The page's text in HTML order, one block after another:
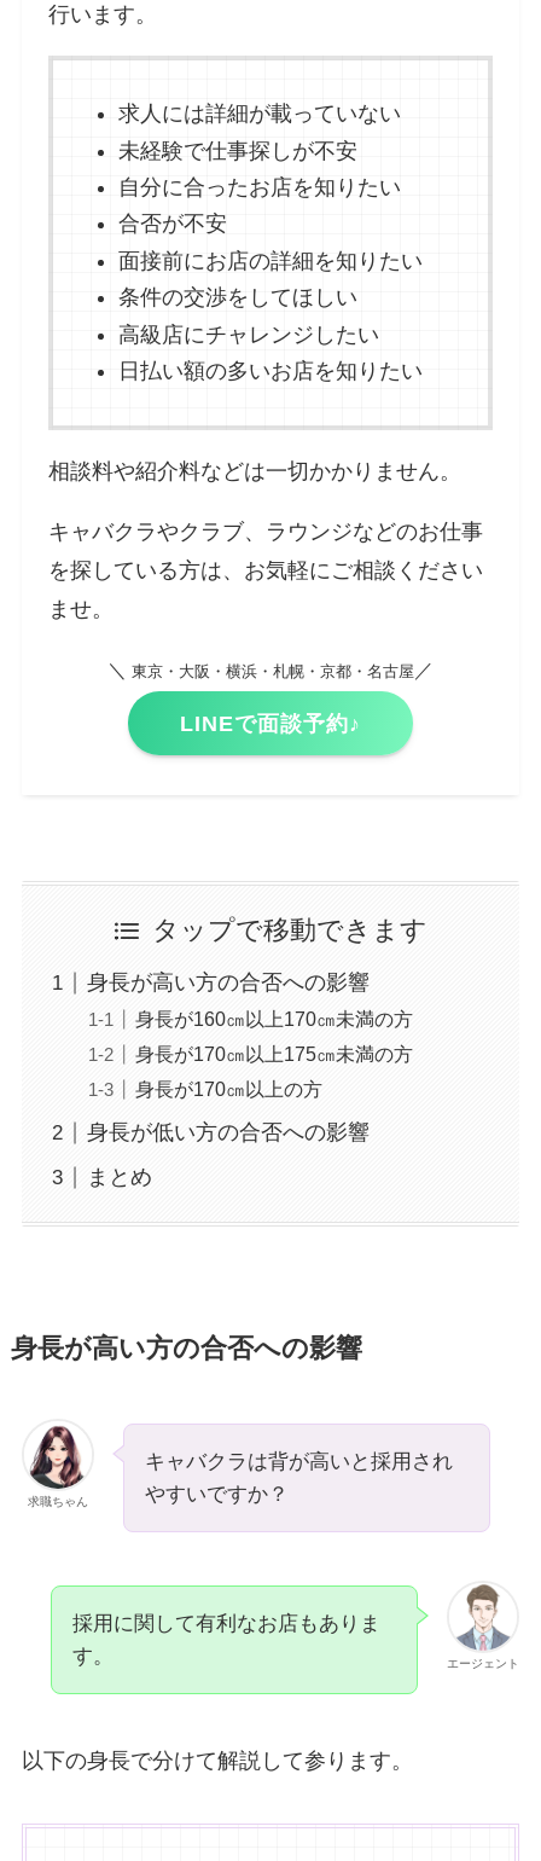
行います。
求人には詳細が載っていない
未経験で仕事探しが不安
自分に合ったお店を知りたい
合否が不安
面接前にお店の詳細を知りたい
条件の交渉をしてほしい
高級店にチャレンジしたい
日払い額の多いお店を知りたい
相談料や紹介料などは一切かかりません。
キャバクラやクラブ、ラウンジなどのお仕事
を探している方は、お気軽にご相談ください
ませ。
＼ 東京・大阪・横浜・札幌・京都・名古屋 ／
LINEで面談予約♪
タップで移動できます
身長が高い方の合否への影響
身長が160㎝以上170㎝未満の方
身長が170㎝以上175㎝未満の方
身長が170㎝以上の方
身長が低い方の合否への影響
まとめ
身長が高い方の合否への影響
求職ちゃん
キャバクラは背が高いと採用され
やすいですか？
エージェント
採用に関して有利なお店もありま
す。
以下の身長で分けて解説して参ります。